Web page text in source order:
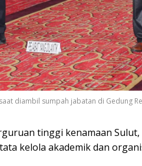
diambil sumpah jabatan di Gedung
tinggi kenamaan
kelola akademik dan